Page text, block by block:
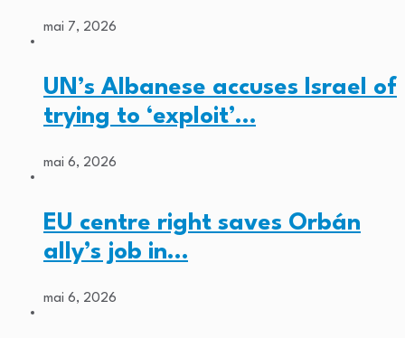
mai 7, 2026
UN’s Albanese accuses Israel of
trying to ‘exploit’…
mai 6, 2026
EU centre right saves Orbán
ally’s job in…
mai 6, 2026